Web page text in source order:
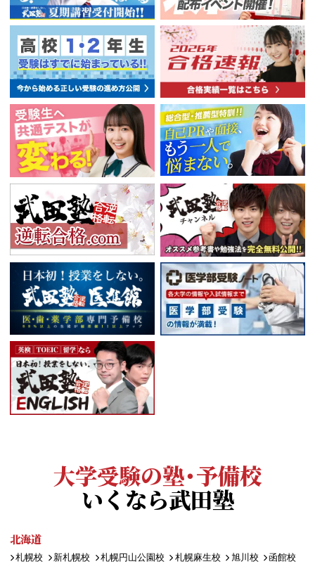
大学受験の塾・予備校
いくなら武田塾
北海道
札幌校 新札幌校 札幌円山公園校 札幌麻生校 旭川校
函館校